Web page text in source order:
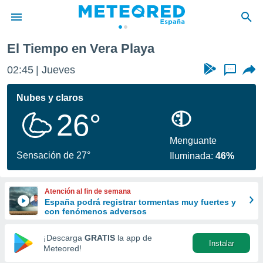
de
por
se
calidad.
a este
las
y
forma
digital
basada
El Tiempo en Vera Playa
02:45 Jueves ...
Nubes y claros
26°
Sensación de 27°
Menguante
Iluminada:46%
Atención al fin de semana
España podrá registrar tormentas muy fuertes y
con fenómenos adversos
¡Descarga GRATIS la app de
Meteored!
Instalar